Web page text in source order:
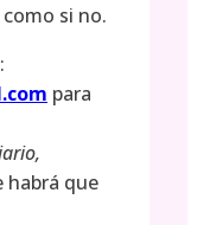
si no.
para
habrá que